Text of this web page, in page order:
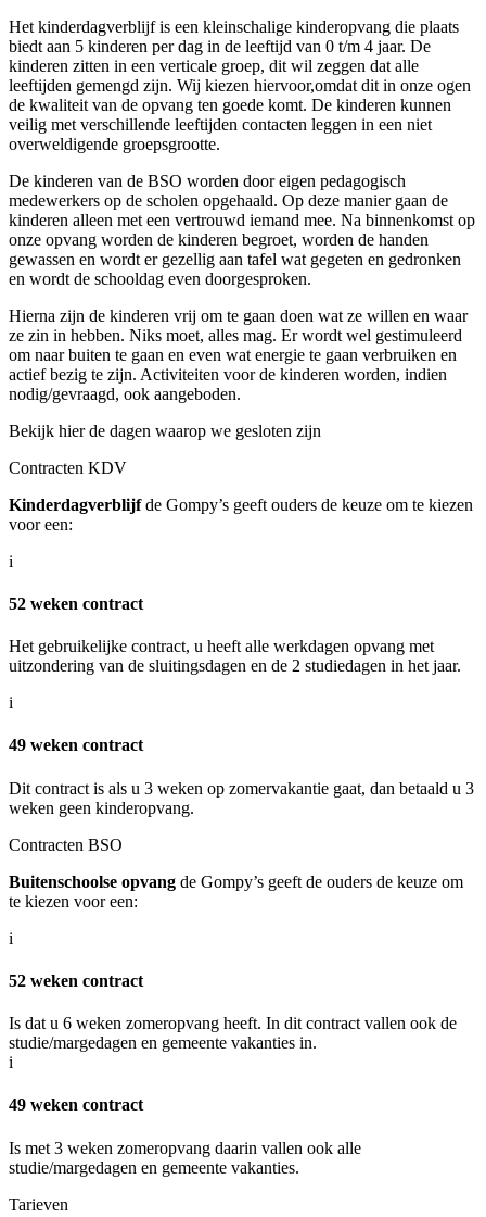
Het kinderdagverblijf is een kleinschalige kinderopvang die plaats
biedt aan 5 kinderen per dag in de leeftijd van 0 t/m 4 jaar. De
kinderen zitten in een verticale groep, dit wil zeggen dat alle
leeftijden gemengd zijn. Wij kiezen hiervoor,omdat dit in onze ogen
de kwaliteit van de opvang ten goede komt. De kinderen kunnen
veilig met verschillende leeftijden contacten leggen in een niet
overweldigende groepsgrootte.
De kinderen van de BSO worden door eigen pedagogisch
medewerkers op de scholen opgehaald. Op deze manier gaan de
kinderen alleen met een vertrouwd iemand mee. Na binnenkomst op
onze opvang worden de kinderen begroet, worden de handen
gewassen en wordt er gezellig aan tafel wat gegeten en gedronken
en wordt de schooldag even doorgesproken.
Hierna zijn de kinderen vrij om te gaan doen wat ze willen en waar
ze zin in hebben. Niks moet, alles mag. Er wordt wel gestimuleerd
om naar buiten te gaan en even wat energie te gaan verbruiken en
actief bezig te zijn. Activiteiten voor de kinderen worden, indien
nodig/gevraagd, ook aangeboden.
Bekijk hier de dagen waarop we gesloten zijn
Contracten KDV
Kinderdagverblijfde Gompy’s geeft ouders de keuze om te kiezen
voor een:
i
52 weken contract
Het gebruikelijke contract, u heeft alle werkdagen opvang met
uitzondering van de sluitingsdagen en de 2 studiedagen in het jaar.
i
49 weken contract
Dit contract is als u 3 weken op zomervakantie gaat, dan betaald u 3
weken geen kinderopvang.
Contracten BSO
Buitenschoolse opvang de Gompy’s geeft de ouders de keuze om
te kiezen voor een:
i
52 weken contract
Is dat u 6 weken zomeropvang heeft. In dit contract vallen ook de
studie/margedagen en gemeente vakanties in.
i
49 weken contract
Is met 3 weken zomeropvang daarin vallen ook alle
studie/margedagen en gemeente vakanties.
Tarieven